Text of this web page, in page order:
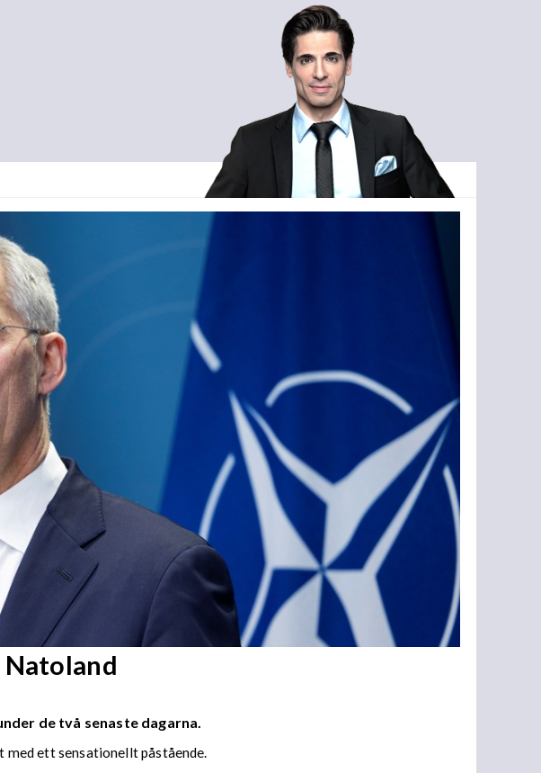
de två senaste dagarna.
ett sensationellt påstående.